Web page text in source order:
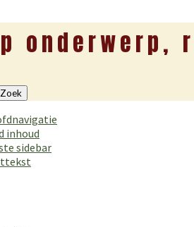
onderwerp,
inhoud
sidebar